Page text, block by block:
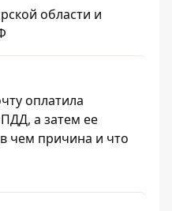
области и
оплатила
а затем ее
чем причина и что